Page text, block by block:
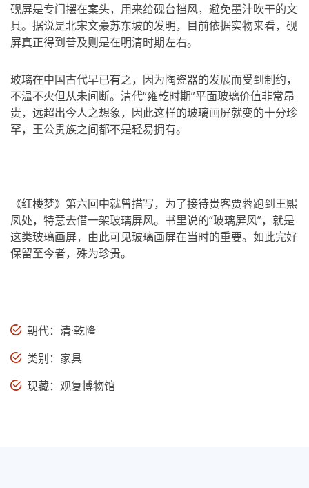
砚屏是专门摆在案头，用来给砚台挡风，避免墨汁吹干的文
具。据说是北宋文豪苏东坡的发明，目前依据实物来看，砚
屏真正得到普及则是在明清时期左右。
玻璃在中国古代早已有之，因为陶瓷器的发展而受到制约，
不温不火但从未间断。清代“雍乾时期”平面玻璃价值非常昂
贵，远超出今人之想象，因此这样的玻璃画屏就变的十分珍
罕，王公贵族之间都不是轻易拥有。
《红楼梦》第六回中就曾描写，为了接待贵客贾蓉跑到王熙
凤处，特意去借一架玻璃屏风。书里说的“玻璃屏风”，就是
这类玻璃画屏，由此可见玻璃画屏在当时的重要。如此完好
保留至今者，殊为珍贵。
朝代：清·乾隆
类别：家具
现藏：观复博物馆